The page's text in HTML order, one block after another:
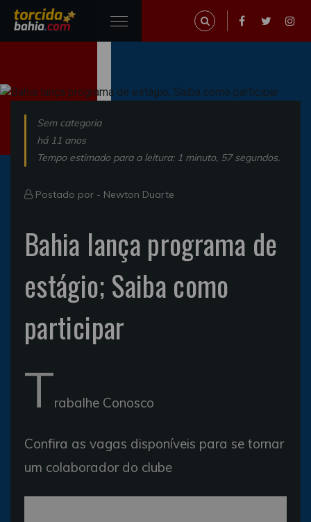
Sem categoria
há 11 anos
Tempo estimado para a leitura: 1 minuto, 57 segundos.
Postado por - Newton Duarte
Bahia lança programa de
estágio; Saiba como
participar
Trabalhe Conosco
Confira as vagas disponíveis para se tornar
um colaborador do clube